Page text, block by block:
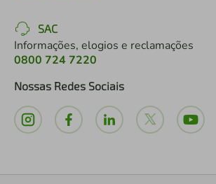
SAC
Informações, elogios e reclamações
0800 724 7220
Nossas Redes Sociais